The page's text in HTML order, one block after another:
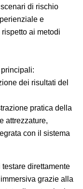
di
favorire
la
formativi
principali:
dei risultati
pratica
delle
virtuale e
di testare